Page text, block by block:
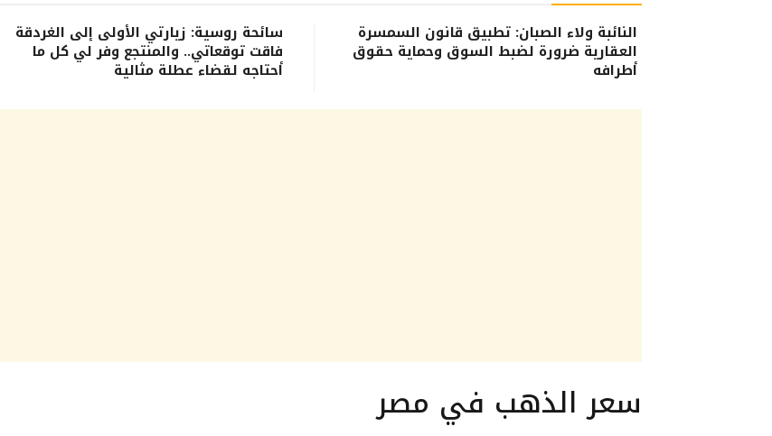
النائبة ولاء الصبان: تطبيق قانون السمسرة
العقارية ضرورة لضبط السوق وحماية حقوق
أطرافه
سائحة روسية: زيارتي الأولى إلى الغردقة
فاقت توقعاتي.. والمنتجع وفر لي كل ما
أحتاجه لقضاء عطلة مثالية
سعر الذهب في مصر